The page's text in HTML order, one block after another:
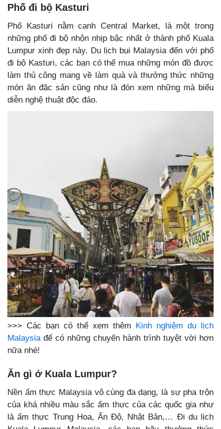
Phố đi bộ Kasturi
Phố Kasturi nằm cạnh Central Market, là một trong
những phố đi bộ nhộn nhịp bậc nhất ở thành phố Kuala
Lumpur xinh đẹp này. Du lịch bụi Malaysia đến với phố
đi bộ Kasturi, các bạn có thể mua những món đồ được
làm thủ công mang về làm quà và thưởng thức những
món ăn đặc sản cũng như là đón xem những mà biểu
diễn nghệ thuật độc đáo.
>>> Các bạn có thể xem thêm Kinh nghiệm du lịch
Malaysiađể có những chuyến hành trình tuyệt vời hơn
nữa nhé!
Ăn gì ở Kuala Lumpur?
Nền ẩm thực Malaysia vô cùng đa dạng, là sự pha trộn
của khá nhiều màu sắc ẩm thực của các quốc gia như
là ẩm thực Trung Hoa, Ấn Độ, Nhật Bản,… Đi du lịch